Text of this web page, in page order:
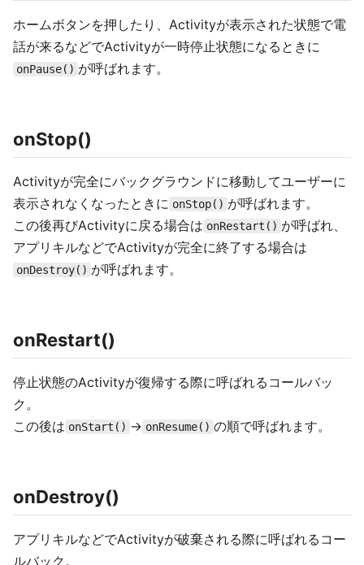
ホームボタンを押したり、Activityが表示された状態で電
話が来るなどでActivityが一時停止状態になるときに
onPause() が呼ばれます。
onStop()
Activityが完全にバックグラウンドに移動してユーザーに
表示されなくなったときに onStop() が呼ばれます。
この後再びActivityに戻る場合は onRestart() が呼ばれ、
アプリキルなどでActivityが完全に終了する場合は
onDestroy() が呼ばれます。
onRestart()
停止状態のActivityが復帰する際に呼ばれるコールバッ
ク。
この後は onStart() → onResume() の順で呼ばれます。
onDestroy()
アプリキルなどでActivityが破棄される際に呼ばれるコー
ルバック。